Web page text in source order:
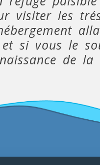
visiter les
si vous le
de la